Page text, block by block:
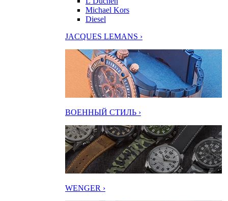
Michael Kors
Diesel
JACQUES LEMANS ›
ВОЕННЫЙ СТИЛЬ ›
WENGER ›